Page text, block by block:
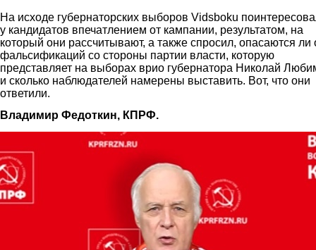
На исходе губернаторских выборов Vidsboku
у кандидатов впечатлением от кампании, результатом, на
который они рассчитывают, а также спросил, опасаются ли
фальсификаций со стороны партии власти, которую
представляет на выборах врио губернатора Николай
и сколько наблюдателей намерены выставить. Вот, что они
ответили.
Владимир Федоткин, КПРФ.